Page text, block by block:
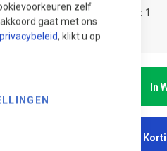
zelf
gaat met ons
privacybeleid, klikt u op
Aantal verpakkingen
1
Aantal stuks
In